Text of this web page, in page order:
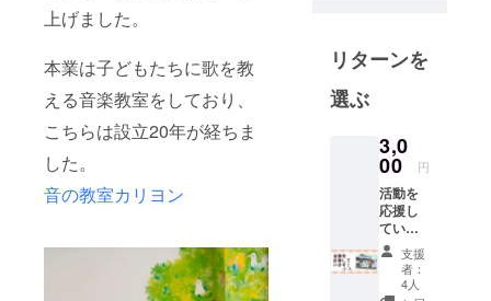
上げました。
本業は子どもたちに歌を教
える音楽教室をしており、
こちらは設立20年が経ちま
した。
音の教室カリヨン
けたらと思
います。
現在の取り
医療のエコ
活動、ド
ラッグラ
グ・ロス
リターンを
選ぶ
3,0
00 円
活動を
応援し
ていま
す！
コース
お礼の
支援
者：
4人